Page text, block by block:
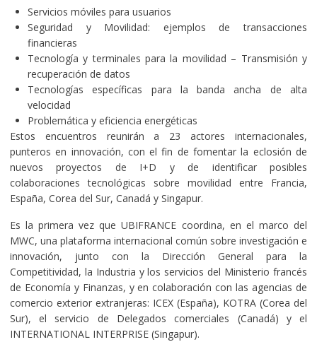
Servicios móviles para usuarios
Seguridad y Movilidad: ejemplos de transacciones
financieras
Tecnología y terminales para la movilidad – Transmisión y
recuperación de datos
Tecnologías específicas para la banda ancha de alta
velocidad
Problemática y eficiencia energéticas
Estos encuentros reunirán a 23 actores internacionales,
punteros en innovación, con el fin de fomentar la eclosión de
nuevos proyectos de I+D y de identificar posibles
colaboraciones tecnológicas sobre movilidad entre Francia,
España, Corea del Sur, Canadá y Singapur.
Es la primera vez que UBIFRANCE coordina, en el marco del
MWC, una plataforma internacional común sobre investigación e
innovación, junto con la Dirección General para la
Competitividad, la Industria y los servicios del Ministerio francés
de Economía y Finanzas, y en colaboración con las agencias de
comercio exterior extranjeras: ICEX (España), KOTRA (Corea del
Sur), el servicio de Delegados comerciales (Canadá) y el
INTERNATIONAL INTERPRISE (Singapur).